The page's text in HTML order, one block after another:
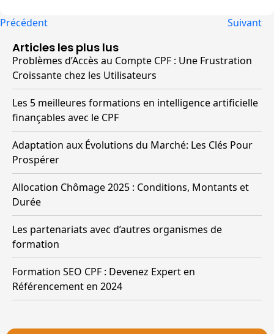
Précédent Suivant
Articles les plus lus
Problèmes d’Accès au Compte CPF : Une Frustration
Croissante chez les Utilisateurs
Les 5 meilleures formations en intelligence artificielle
finançables avec le CPF
Adaptation aux Évolutions du Marché: Les Clés Pour
Prospérer
Allocation Chômage 2025 : Conditions, Montants et
Durée
Les partenariats avec d’autres organismes de
formation
Formation SEO CPF : Devenez Expert en
Référencement en 2024